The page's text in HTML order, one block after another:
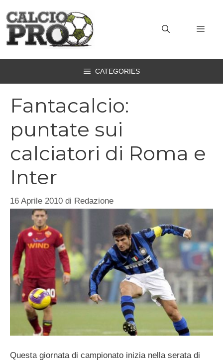
contenuto
CATEGORIES
Fantacalcio:
puntate sui
calciatori di Roma e
Inter
16 Aprile 2010 di Redazione
Questa giornata di campionato inizia nella serata di